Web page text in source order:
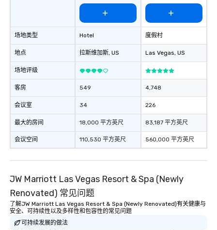
场地类型
地点
场地评级
客房
会议室
最大的房间
会议空间
Hotel
拉斯维加斯, US
549
34
18,000 平方英尺
110,530 平方英尺
度假村
Las Vegas, US
4,748
226
83,187 平方英尺
560,000 平方英尺
JW Marriott Las Vegas Resort & Spa (Newly
Renovated) 常见问题
了解JW Marriott Las Vegas Resort & Spa (Newly Renovated)有关健康与
安全、可持续性以及多样性和包容性的常见问题
可持续发展的做法